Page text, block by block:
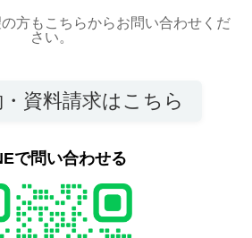
方もこちらからお問い合わせくだ
さい。
・資料請求はこちら
で問い合わせる